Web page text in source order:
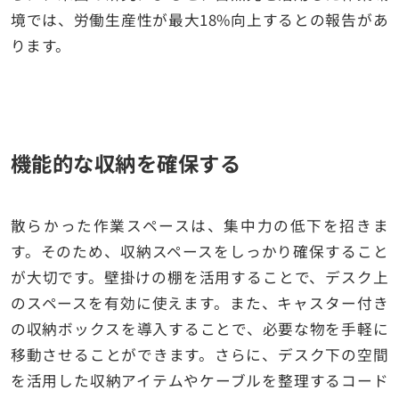
境では、労働生産性が最大18%向上するとの報告があ
ります。
機能的な収納を確保する
散らかった作業スペースは、集中力の低下を招きま
す。そのため、収納スペースをしっかり確保すること
が大切です。壁掛けの棚を活用することで、デスク上
のスペースを有効に使えます。また、キャスター付き
の収納ボックスを導入することで、必要な物を手軽に
移動させることができます。さらに、デスク下の空間
を活用した収納アイテムやケーブルを整理するコード